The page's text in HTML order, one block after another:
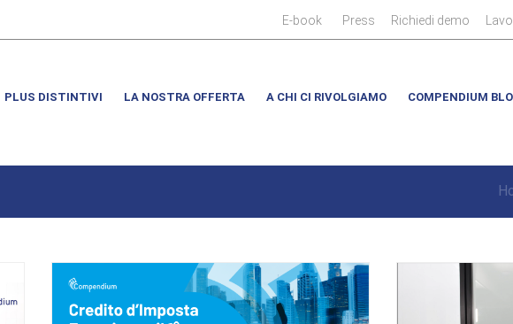
E-book
Press Richiedi demo
PLUS DISTINTIVI LA NOSTRA OFFERTA A CHI CI RIVOLGIAMO COMPENDIUM